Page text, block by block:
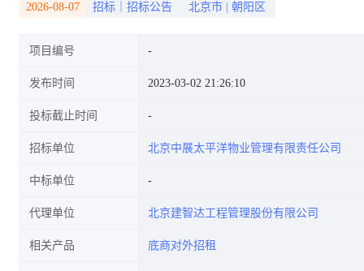
项目分包1
2026-08-07 招标｜招标公告 北京市 朝阳区
项目编号
发布时间 2023-03-02 21:26:10
投标截止时间
招标单位 北京中展太平洋物业管理有限责任公司
中标单位
代理单位 北京建智达工程管理股份有限公司
相关产品 底商对外招租